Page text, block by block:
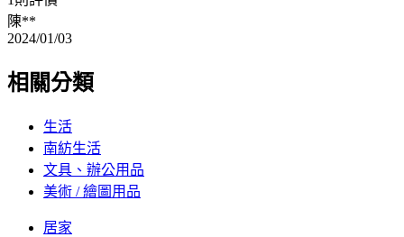
陳**
2024/01/03
相關分類
生活
南紡生活
文具、辦公用品
美術 / 繪圖用品
居家